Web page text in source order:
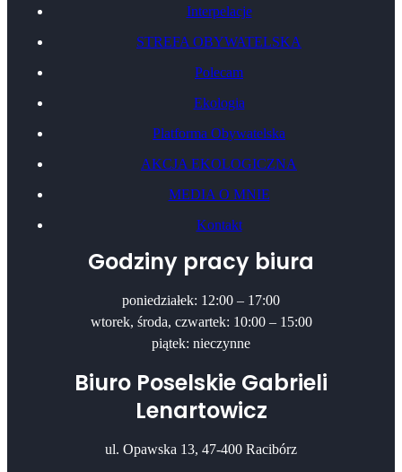
Interpelacje
STREFA OBYWATELSKA
Polecam
Ekologia
Platforma Obywatelska
AKCJA EKOLOGICZNA
MEDIA O MNIE
Kontakt
Godziny pracy biura
poniedziałek: 12:00 – 17:00
wtorek, środa, czwartek: 10:00 – 15:00
piątek: nieczynne
Biuro Poselskie Gabrieli
Lenartowicz
ul. Opawska 13, 47-400 Racibórz